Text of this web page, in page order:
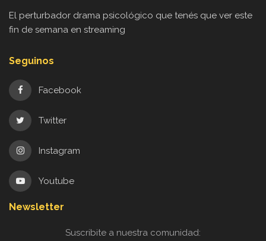
El perturbador drama psicológico que tenés que ver este
fin de semana en streaming
Seguinos
Facebook
Twitter
Instagram
Youtube
Newsletter
Suscribite a nuestra comunidad: